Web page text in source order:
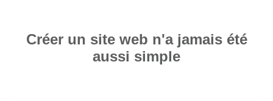
Contact
Créer un site web n'a jamais été
aussi simple